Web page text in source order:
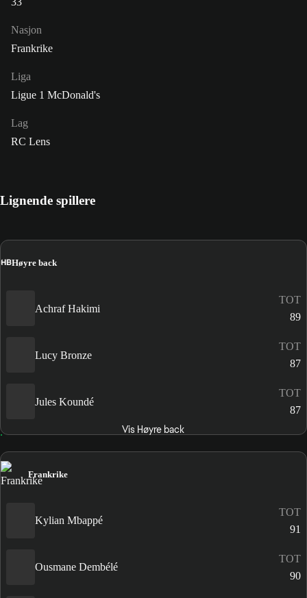
Nasjon
Frankrike
Liga
Ligue 1 McDonald's
Lag
RC Lens
Lignende spillere
HBHøyre back
Achraf Hakimi
TOT
89
Lucy Bronze
TOT
87
Jules Koundé
TOT
87
Vis Høyre back
Frankrike
Kylian Mbappé
TOT
91
Ousmane Dembélé
TOT
90